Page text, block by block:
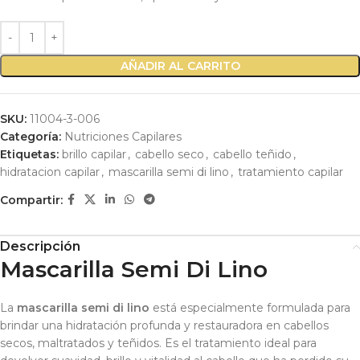
AÑADIR AL CARRITO
SKU: 11004-3-006
Categoría: Nutriciones Capilares
Etiquetas: brillo capilar, cabello seco , cabello teñido ,
hidratacion capilar, mascarilla semi di lino , tratamiento capilar
Compartir:
Descripción
Mascarilla Semi Di Lino
La mascarilla semi di lino está especialmente formulada para
brindar una hidratación profunda y restauradora en cabellos
secos, maltratados y teñidos. Es el tratamiento ideal para